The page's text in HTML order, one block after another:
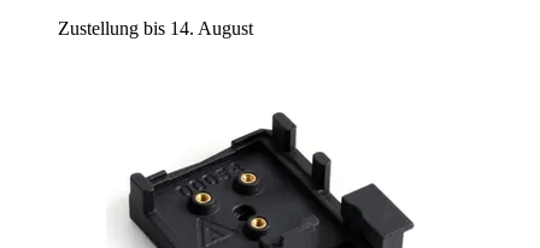
Zustellung bis 14. August